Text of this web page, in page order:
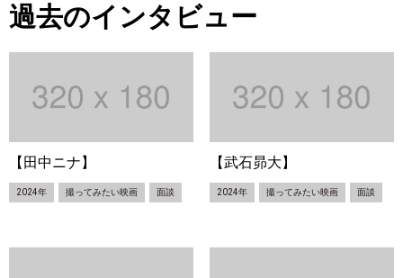
過去のインタビュー
【田中ニナ】
2024年 撮ってみたい映画 面談
【武石昴大】
2024年 撮ってみたい映画 面談